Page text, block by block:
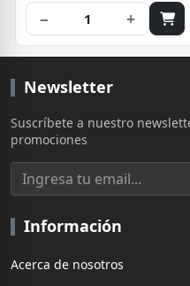
− 1 +
Newsletter
Suscríbete a nuestro
promociones
Información
Acerca de nosotros